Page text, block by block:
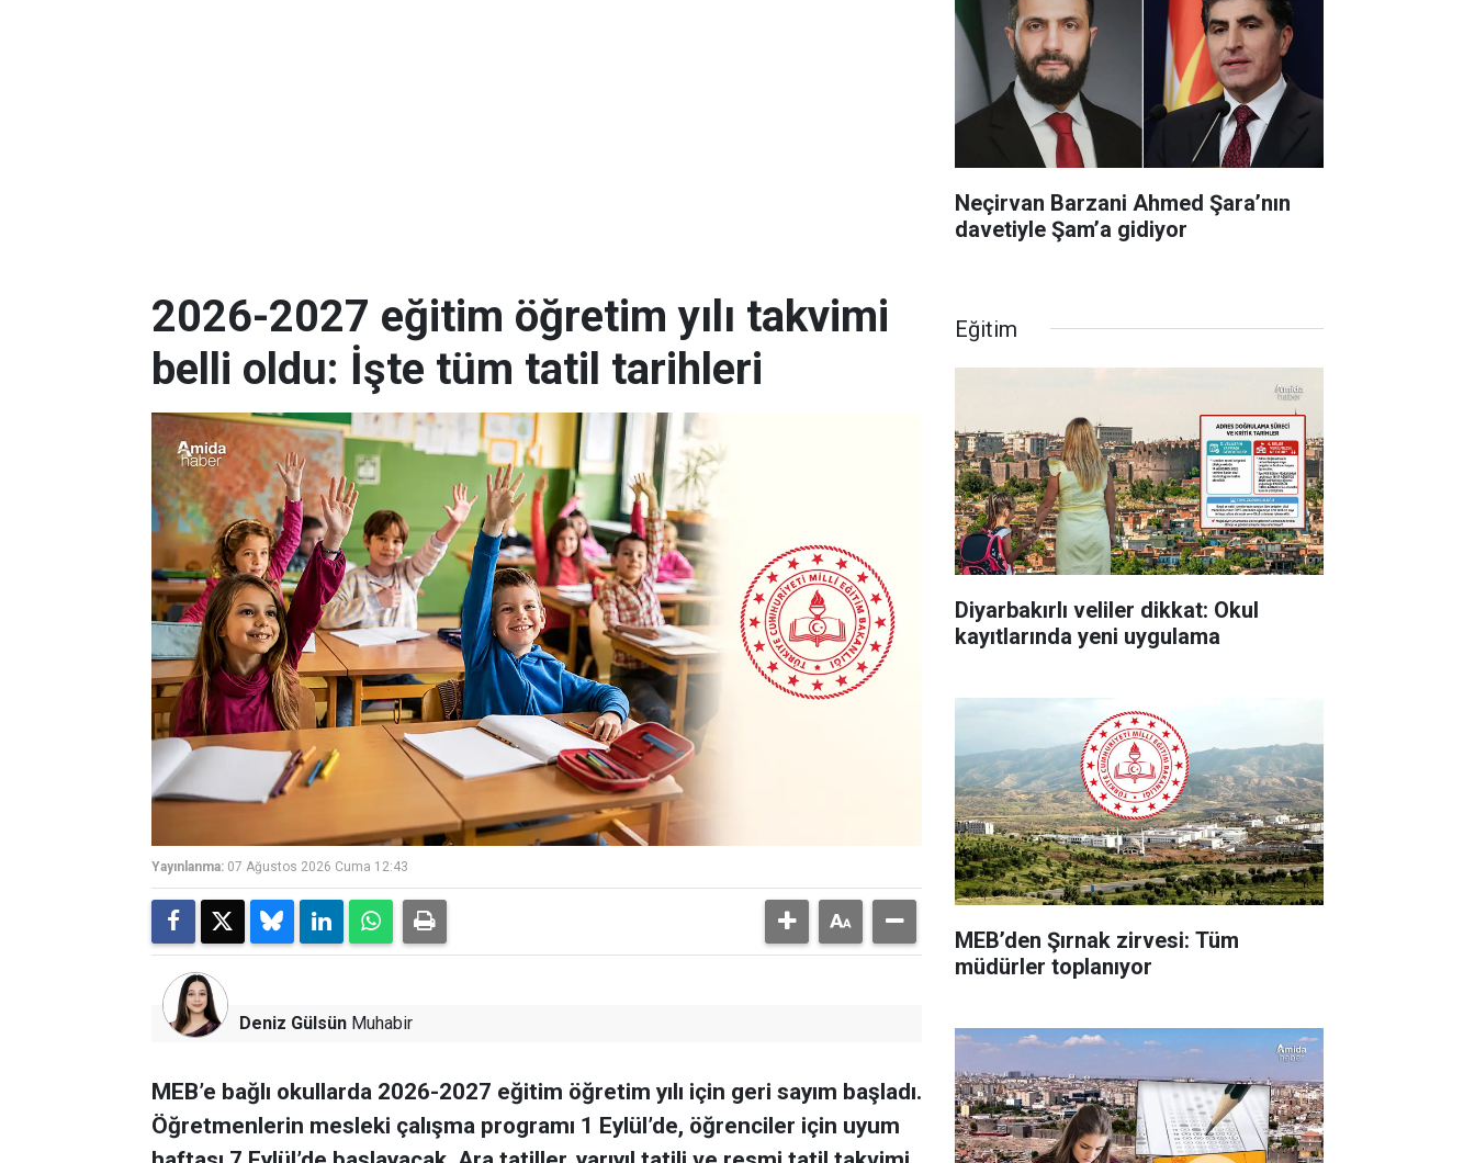
Neçirvan Barzani Ahmed Şara’nın
davetiyle Şam’a gidiyor
2026-2027 eğitim öğretim yılı takvimi
belli oldu: İşte tüm tatil tarihleri
Yayınlanma: 07 Ağustos 2026 Cuma 12:43
Deniz Gülsün Muhabir
MEB’e bağlı okullarda 2026-2027 eğitim öğretim yılı için geri sayım başladı.
Öğretmenlerin mesleki çalışma programı 1 Eylül’de, öğrenciler için uyum
Eğitim
Diyarbakırlı veliler dikkat: Okul
kayıtlarında yeni uygulama
MEB’den Şırnak zirvesi: Tüm
müdürler toplanıyor